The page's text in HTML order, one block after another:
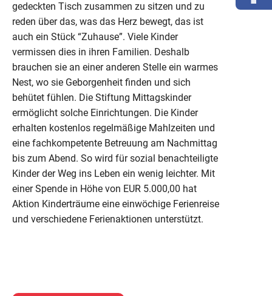
gedeckten Tisch zusammen zu sitzen und zu
reden über das, was das Herz bewegt, das ist
auch ein Stück “Zuhause”. Viele Kinder
vermissen dies in ihren Familien. Deshalb
brauchen sie an einer anderen Stelle ein warmes
Nest, wo sie Geborgenheit finden und sich
behütet fühlen. Die Stiftung Mittagskinder
ermöglicht solche Einrichtungen. Die Kinder
erhalten kostenlos regelmäßige Mahlzeiten und
eine fachkompetente Betreuung am Nachmittag
bis zum Abend. So wird für sozial benachteiligte
Kinder der Weg ins Leben ein wenig leichter. Mit
einer Spende in Höhe von EUR 5.000,00 hat
Aktion Kinderträume eine einwöchige Ferienreise
und verschiedene Ferienaktionen unterstützt.